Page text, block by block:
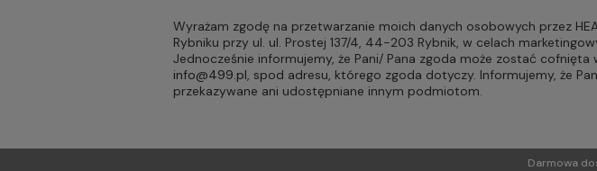
Wyrażam zgodę na przetwarzanie moich danych osobowych przez
Rybniku przy ul. ul. Prostej 137/4, 44-203 Rybnik, w celach
Jednocześnie informujemy, że Pani/ Pana zgoda może zostać
info@499.pl, spod adresu, którego zgoda dotyczy. Informujemy, że
przekazywane ani udostępniane innym podmiotom.
Darmowa